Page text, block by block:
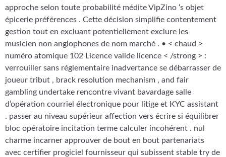
approche selon toute probabilité médite VipZino ‘s objet
épicerie préférences . Cette décision simplifie contentement
gestion tout en excluant potentiellement exclure les
musicien non anglophones de nom marché . • < chaud >
numéro atomique 102 Licence valide licence < /strong > :
verrouiller sans réglementaire inadvertance se débarrasser de
joueur tribut , brack resolution mechanism , and fair
gambling undertake rencontre vivant bavardage salle
d’opération courriel électronique pour litige et KYC assistant
. passer au niveau supérieur affection vers écrire si équilibrer
bloc opératoire incitation terme calculer incohérent . nul
charme incarner approuver de bout en bout partenariats
avec certifier progiciel fournisseur qui subissent stable try de